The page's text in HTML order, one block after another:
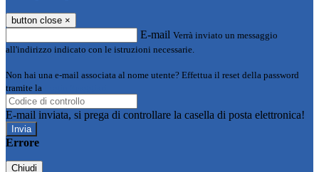
button close ×
E-mail Verrà inviato un messaggio
all'indirizzo indicato con le istruzioni necessarie.
Non hai una e-mail associata al nome utente? Effettua il reset della password
tramite la
E-mail inviata, si prega di controllare la casella di posta elettronica!
Errore
Chiudi